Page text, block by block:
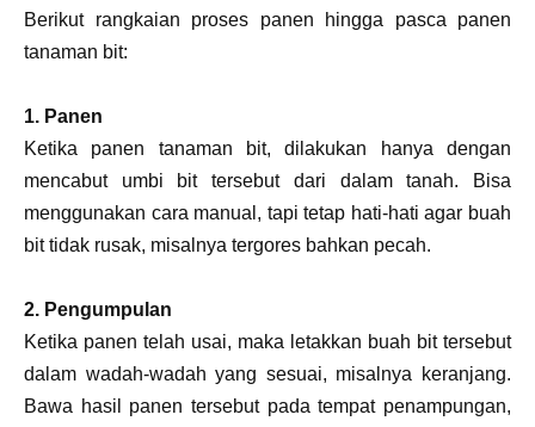
Berikut rangkaian proses panen hingga pasca panen
tanaman bit:
1. Panen
Ketika panen tanaman bit, dilakukan hanya dengan
mencabut umbi bit tersebut dari dalam tanah. Bisa
menggunakan cara manual, tapi tetap hati-hati agar buah
bit tidak rusak, misalnya tergores bahkan pecah.
2. Pengumpulan
Ketika panen telah usai, maka letakkan buah bit tersebut
dalam wadah-wadah yang sesuai, misalnya keranjang.
Bawa hasil panen tersebut pada tempat penampungan,